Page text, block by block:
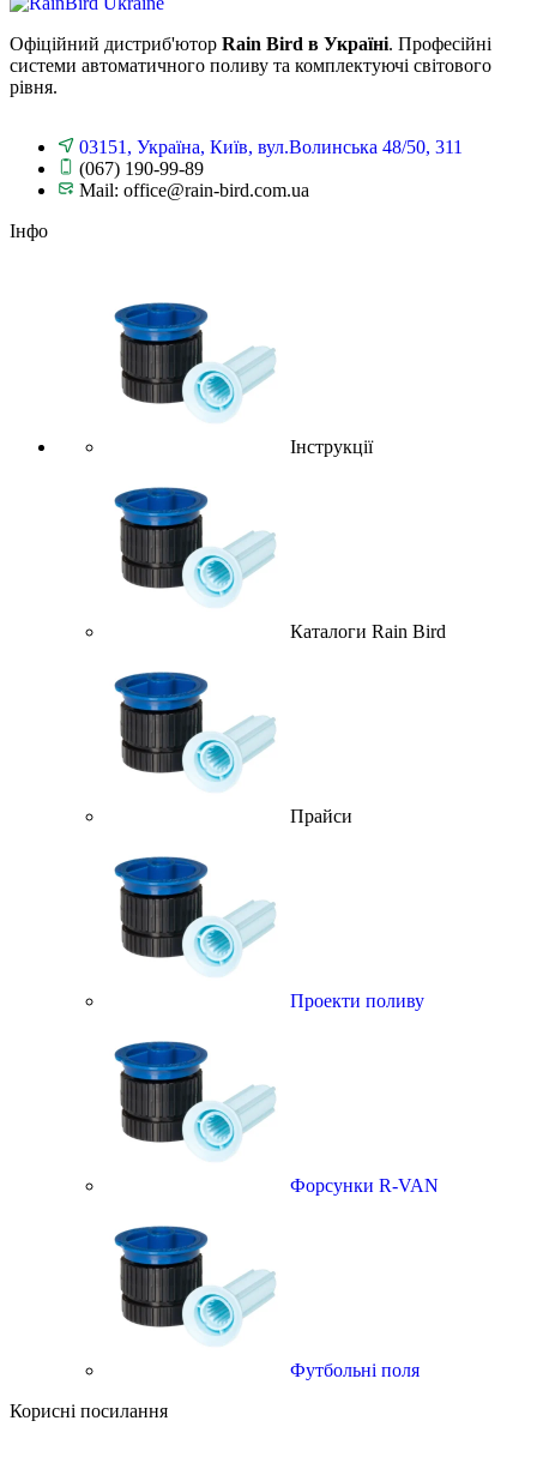
Офіційний дистриб'ютор Rain Bird в Україні. Професійні
системи автоматичного поливу та комплектуючі світового
рівня.
03151, Україна, Київ, вул.Волинська 48/50, 311
(067) 190-99-89
Mail: office@rain-bird.com.ua
Інфо
Інструкції
Каталоги Rain Bird
Прайси
Проекти поливу
Форсунки R-VAN
Футбольні поля
Корисні посилання